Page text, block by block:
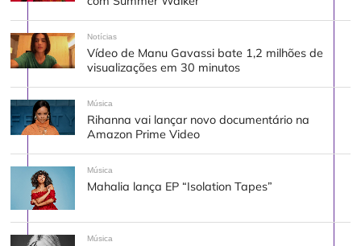
Notícias
Vídeo de Manu Gavassi bate 1,2 milhões de
visualizações em 30 minutos
Música
Rihanna vai lançar novo documentário na
Amazon Prime Video
Música
Mahalia lança EP “Isolation Tapes”
Música